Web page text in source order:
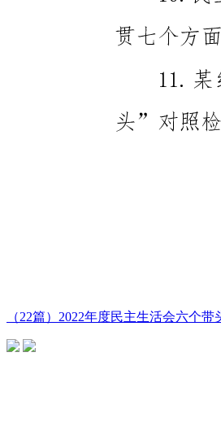
（22篇）2022年度民主生活会六个